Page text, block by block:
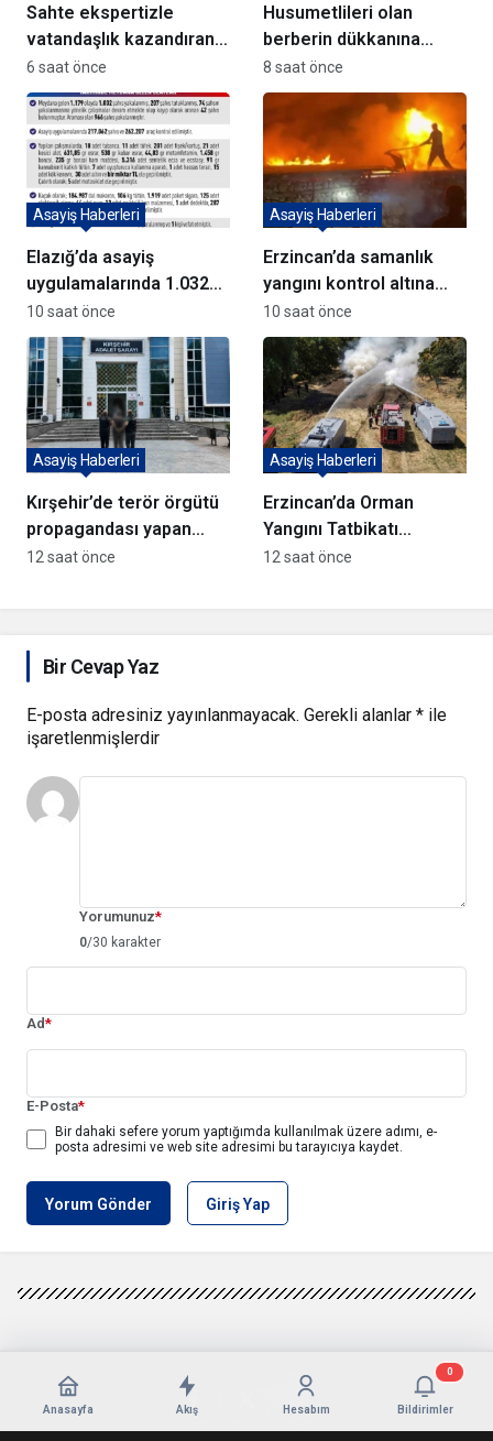
Sahte ekspertizle
vatandaşlık kazandıran
72 şüpheli adliyeye sevk
edildi
6 saat önce
Husumetlileri olan
berberin dükkanına
kurşun yağdırıp kaçtılar
8 saat önce
Elazığ’da asayiş
uygulamalarında 1.032
kişi yakalandı
Asayiş Haberleri
10 saat önce
Erzincan’da samanlık
yangını kontrol altına
alındı
Asayiş Haberleri
10 saat önce
Kırşehir’de terör örgütü
propagandası yapan
şüpheli yakalandı
Asayiş Haberleri
12 saat önce
Erzincan’da Orman
Yangını Tatbikatı
Gerçekleştirildi
Asayiş Haberleri
12 saat önce
Bir Cevap Yaz
E-posta adresiniz yayınlanmayacak. Gerekli alanlar * ile
işaretlenmişlerdir
Yorumunuz*
0/30 karakter
Ad*
E-Posta*
Bir dahaki sefere yorum yaptığımda kullanılmak üzere adımı, e-
posta adresimi ve web site adresimi bu tarayıcıya kaydet.
Yorum Gönder Giriş Yap
Anasayfa Akış Hesabım Bildirimler
0